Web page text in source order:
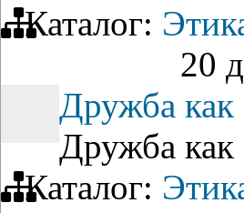
Каталог:
20
Дружба как
Дружба как
Каталог: